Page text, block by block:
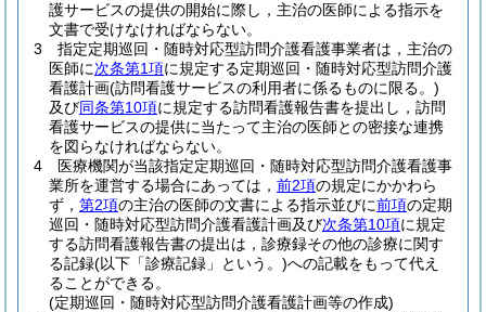
護サービスの提供の開始に際し，主治の医師による指示を
文書で受けなければならない。
3
指定定期巡回・随時対応型訪問介護看護事業者は，主治の
医師に次条第1項に規定する定期巡回・随時対応型訪問介護
看護計画(訪問看護サービスの利用者に係るものに限る。)
及び同条第10項に規定する訪問看護報告書を提出し，訪問
看護サービスの提供に当たって主治の医師との密接な連携
を図らなければならない。
4
医療機関が当該指定定期巡回・随時対応型訪問介護看護事
業所を運営する場合にあっては， 前2項の規定にかかわら
ず， 第2項の主治の医師の文書による指示並びに前項の定期
巡回・随時対応型訪問介護看護計画及び次条第10項に規定
する訪問看護報告書の提出は，診療録その他の診療に関す
る記録(以下「診療記録」という。)への記載をもって代え
ることができる。
(定期巡回・随時対応型訪問介護看護計画等の作成)